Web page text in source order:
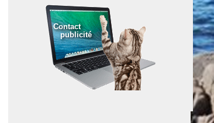
Contact
publicité